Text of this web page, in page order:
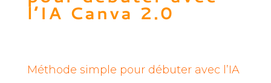
l’IA Canva 2.0
Méthode simple pour débuter avec l’IA